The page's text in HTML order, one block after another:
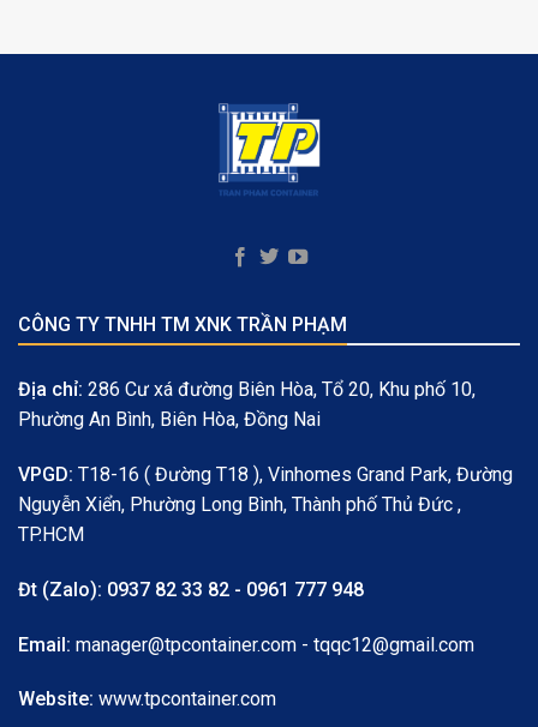
CÔNG TY TNHH TM XNK TRẦN PHẠM
Địa chỉ: 286 Cư xá đường Biên Hòa, Tổ 20, Khu phố 10,
Phường An Bình, Biên Hòa, Đồng Nai
VPGD: T18-16 ( Đường T18 ), Vinhomes Grand Park, Đường
Nguyễn Xiển, Phường Long Bình, Thành phố Thủ Đức ,
TP.HCM
Đt (Zalo): 0937 82 33 82 - 0961 777 948
Email: manager@tpcontainer.com - tqqc12@gmail.com
Website: www.tpcontainer.com